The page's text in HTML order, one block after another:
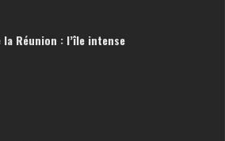
la Réunion : l’île intense